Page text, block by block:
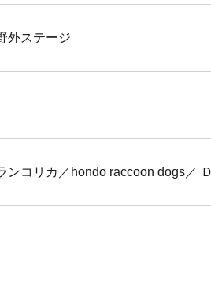
外ステージ
ンコリカ／hondo raccoon dogs／